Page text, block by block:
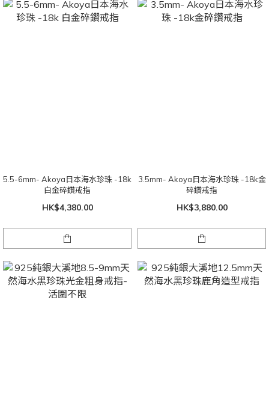
5.5-6mm- Akoya日本海水珍珠 -18k
白金碎鑽戒指
HK$4,380.00
3.5mm- Akoya日本海水珍珠 -18k金
碎鑽戒指
HK$3,880.00